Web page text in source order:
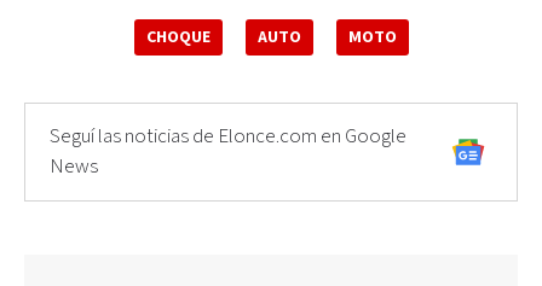
CHOQUE AUTO MOTO
Seguí las noticias de Elonce.com en Google
News